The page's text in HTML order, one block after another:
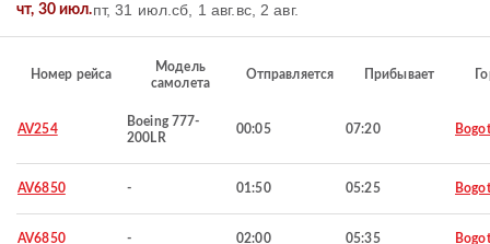
чт, 30 июл.пт, 31 июл.сб, 1 авг. вс, 2 авг.
Номер рейса
Модель
самолета
Отправляется Прибывает
AV254
Boeing 777-
200LR
00:05 07:20
AV6850 - 01:50 05:25
AV6850 - 02:00 05:35